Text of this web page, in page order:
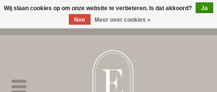
BIJ ELISE
Wij slaan cookies op om onze website te verbeteren. Is dat akkoord?
Ja
Nee
Meer over cookies »